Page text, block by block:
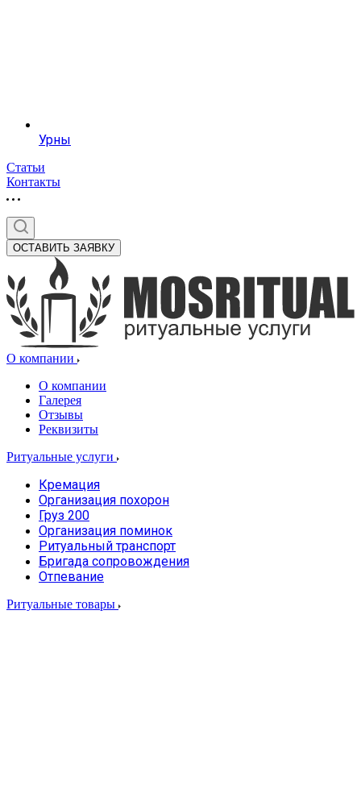
Урны
Статьи
Контакты
ОСТАВИТЬ ЗАЯВКУ
О компании
О компании
Галерея
Отзывы
Реквизиты
Ритуальные услуги
Кремация
Организация похорон
Груз 200
Организация поминок
Ритуальный транспорт
Бригада сопровождения
Отпевание
Ритуальные товары